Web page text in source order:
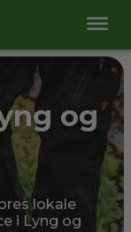
og
lokale
i Lyng og